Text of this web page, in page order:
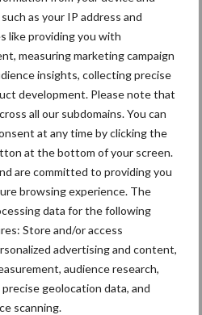
as your IP address and
like providing you with
measuring marketing campaign
insights, collecting precise
development. Please note that
all our subdomains. You can
at any time by clicking the
at the bottom of your screen.
are committed to providing you
browsing experience. The
data for the following
Store and/or access
advertising and content,
audience research,
geolocation data, and
scanning.
op veebedrijven te
van 2 juli 2015 te brengen. Of dit al
van de melkproductie is
concrete verwachting uit ten
het gehele jaar 2016.
jou!
blijft
droogte en
houden handel